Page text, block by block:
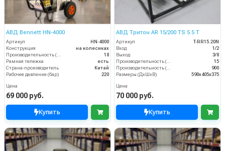
АВД Bennett HN‑4000
Артикул
HN‑4000
Конструкция
на колесиках
18
Рамная тележка
есть
Страна-производитель
Китай
Рабочее давление (бар)
220
Цена
69 000 руб.
Купить
АВД Тритон AR 15/200 TS 5.5 T
Артикул
T-RR15.20N
Вход
1/2
Выход
3/8
15
900
Размеры (ДхШхВ)
590х405х375
Цена
70 000 руб.
Купить